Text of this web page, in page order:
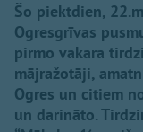
Šo piektdien,
Ogresgrīvas
pirmo vakara
mājražotāji,
Ogres un citiem
un darināto.